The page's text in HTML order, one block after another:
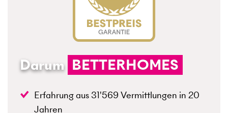
Darum BETTERHOMES
Erfahrung aus31'569 Vermittlungen in 20
Jahren